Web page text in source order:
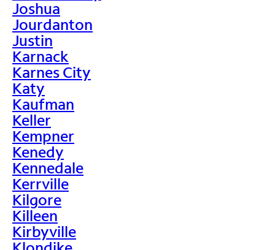
Joshua
Jourdanton
Justin
Karnack
Karnes City
Katy
Kaufman
Keller
Kempner
Kenedy
Kennedale
Kerrville
Kilgore
Killeen
Kirbyville